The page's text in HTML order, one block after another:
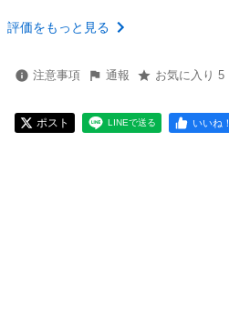
評価をもっと見る
注意事項 通報 お気に入り 5
ポスト LINEで送る いいね！